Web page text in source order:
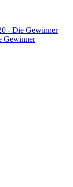
- Die Gewinner
Gewinner